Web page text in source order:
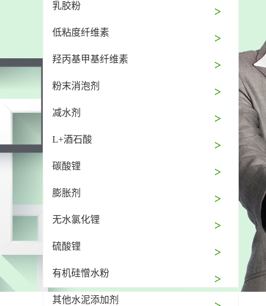
乳胶粉
低粘度纤维素
羟丙基甲基纤维素
粉末消泡剂
减水剂
L+酒石酸
碳酸锂
膨胀剂
无水氯化锂
硫酸锂
有机硅憎水粉
其他水泥添加剂